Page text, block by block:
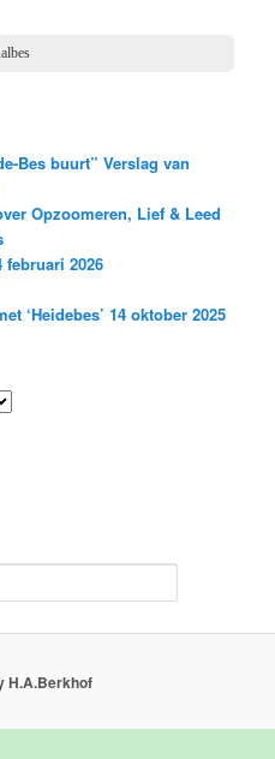
Bes buurt” Verslag van
Opzoomeren, Lief & Leed
februari 2026
‘Heidebes’ 14 oktober 2025
H.A.Berkhof